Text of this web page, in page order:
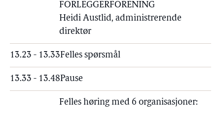
FORLEGGERFORENING
Heidi Austlid, administrerende
direktør
13.23 - 13.33Felles spørsmål
13.33 - 13.48Pause
Felles høring med 6 organisasjoner: